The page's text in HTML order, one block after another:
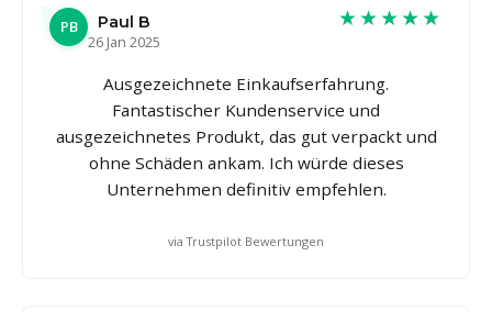
PB
Paul B
26 Jan 2025
★★★★★
Ausgezeichnete Einkaufserfahrung.
Fantastischer Kundenservice und
ausgezeichnetes Produkt, das gut verpackt und
ohne Schäden ankam. Ich würde dieses
Unternehmen definitiv empfehlen.
via Trustpilot Bewertungen